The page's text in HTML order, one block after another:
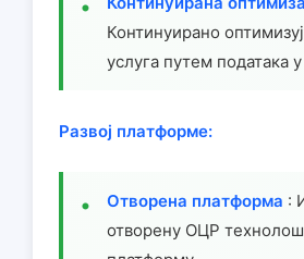
Континуирано
услуга путем података
Развој платформе:
Отворена платформа :
отворену ОЦР